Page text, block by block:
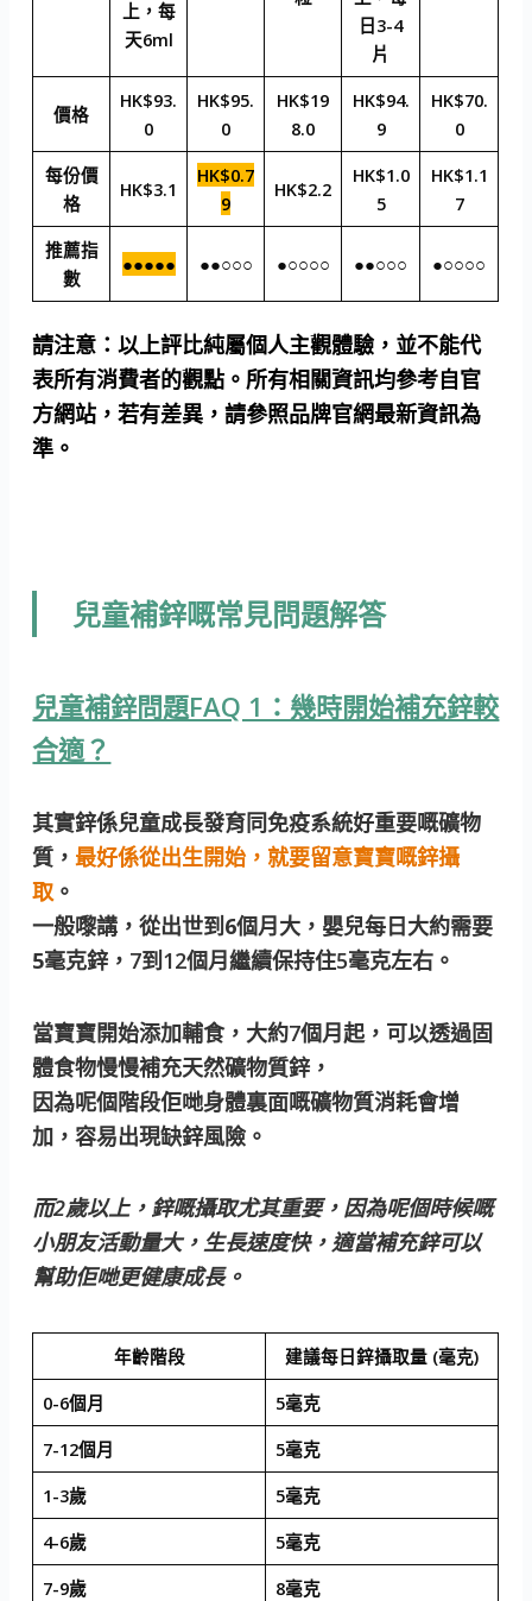
上，每
天6ml
日3-4
片
價格
HK$93.
0
HK$95.
0
HK$19
8.0
HK$94.
9
HK$70.
0
每份價
格
HK$3.1
HK$0.7
9
HK$2.2
HK$1.0
5
HK$1.1
7
推薦指
數
●●●●● ●●○○○ ●○○○○ ●●○○○ ●○○○○
請注意：以上評比純屬個人主觀體驗，並不能代
表所有消費者的觀點。所有相關資訊均參考自官
方網站，若有差異，請參照品牌官網最新資訊為
準。
兒童補鋅嘅常見問題解答
兒童補鋅問題FAQ 1：幾時開始補充鋅較
合適？
其實鋅係兒童成長發育同免疫系統好重要嘅礦物
質，最好係從出生開始，就要留意寶寶嘅鋅攝
取。
一般嚟講，從出世到6個月大，嬰兒每日大約需要
5毫克鋅 ，7到12個月繼續保持住5毫克左右。
當寶寶開始添加輔食，大約7個月起，可以透過固
體食物慢慢補充天然礦物質鋅，
因為呢個階段佢哋身體裏面嘅礦物質消耗會增
加，容易出現缺鋅風險。
而2歲以上，鋅嘅攝取尤其重要，因為呢個時候嘅
小朋友活動量大，生長速度快，適當補充鋅可以
幫助佢哋更健康成長。
年齡階段
建議每日鋅攝取量 (毫克)
0-6個月
5毫克
7-12個月
5毫克
1-3歲
5毫克
4-6歲
5毫克
7-9歲
8毫克